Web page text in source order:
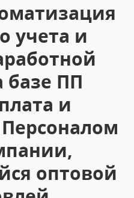
учета и
базе ПП
и
оптовой